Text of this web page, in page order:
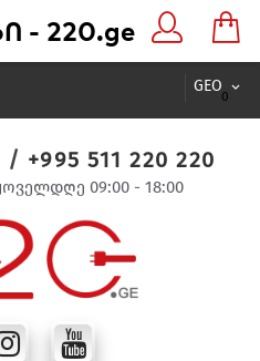
GEO
0
/ +995 511 220 220
09:00 - 18:00
- 220.ge